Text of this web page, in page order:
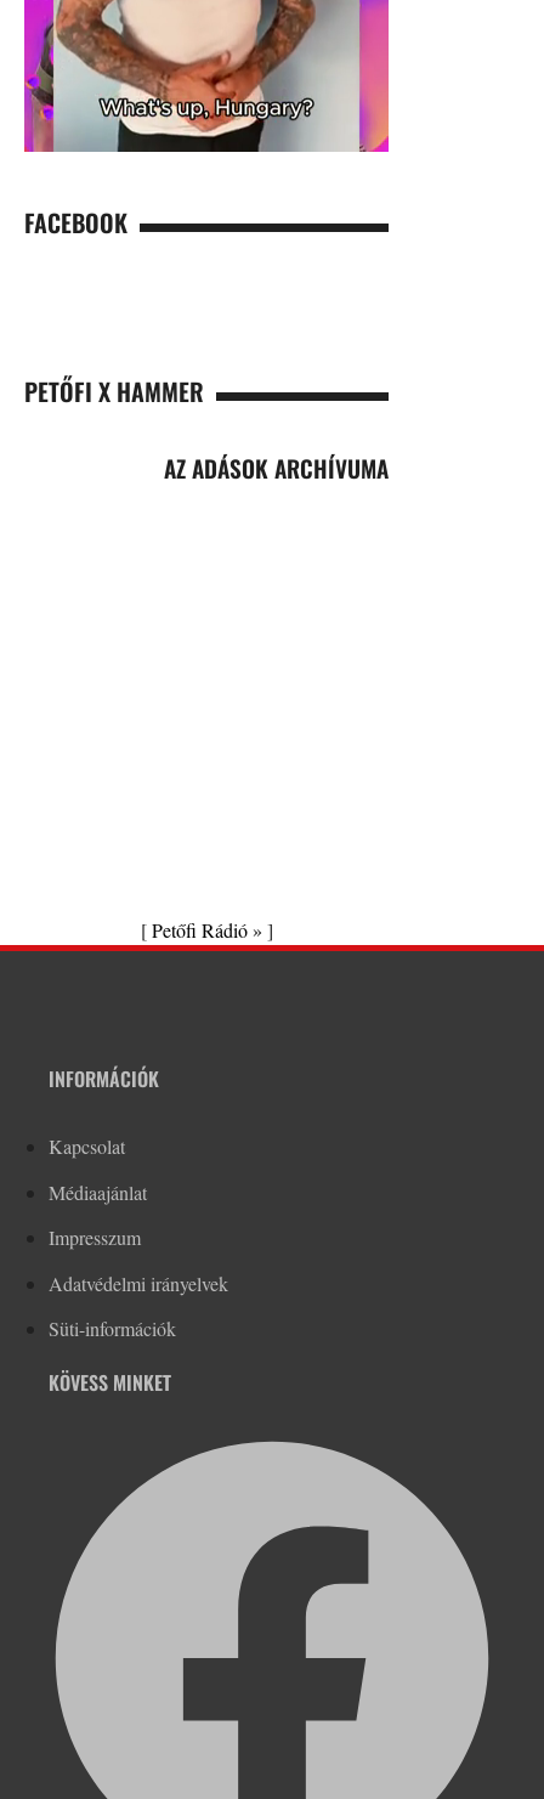
FACEBOOK
PETŐFI X HAMMER
AZ ADÁSOK ARCHÍVUMA
[Petőfi Rádió » ]
INFORMÁCIÓK
Kapcsolat
Médiaajánlat
Impresszum
Adatvédelmi irányelvek
Süti-információk
KÖVESS MINKET